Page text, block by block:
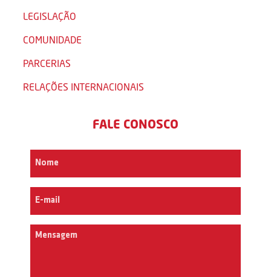
LEGISLAÇÃO
COMUNIDADE
PARCERIAS
RELAÇÕES INTERNACIONAIS
FALE CONOSCO